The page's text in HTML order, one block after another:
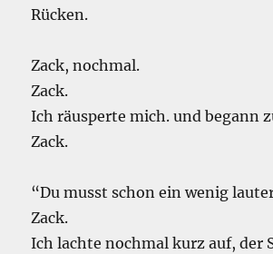
Rücken.
Zack, nochmal.
Zack.
Ich räusperte mich. und begann
Zack.
“Du musst schon ein wenig
Zack.
Ich lachte nochmal kurz auf, der